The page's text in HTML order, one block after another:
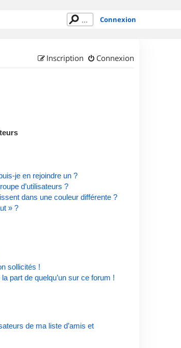
Connexion
Connexion
Inscription
je en rejoindre un ?
d’utilisateurs ?
dans une couleur différente ?
» ?
sollicités !
part de quelqu’un sur ce forum !
de ma liste d’amis et